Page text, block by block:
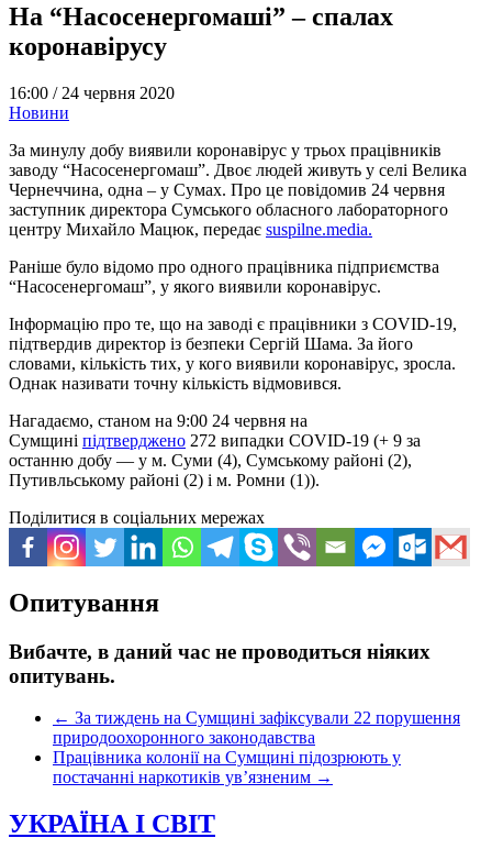
На “Насосенергомаші” – спалах
коронавірусу
16:00 / 24 червня 2020
Новини
За минулу добу виявили коронавірус у трьох працівників
заводу “Насосенергомаш”. Двоє людей живуть у селі Велика
Чернеччина, одна – у Сумах. Про це повідомив 24 червня
заступник директора Сумського обласного лабораторного
центру Михайло Мацюк, передає suspilne.media.
Раніше було відомо про одного працівника підприємства
“Насосенергомаш”, у якого виявили коронавірус.
Інформацію про те, що на заводі є працівники з COVID-19,
підтвердив директор із безпеки Сергій Шама. За його
словами, кількість тих, у кого виявили коронавірус, зросла.
Однак називати точну кількість відмовився.
Нагадаємо, станом на 9:00 24 червня на
Сумщині підтверджено 272 випадки COVID-19 (+ 9 за
останню добу — у м. Суми (4), Сумському районі (2),
Путивльському районі (2) і м. Ромни (1)).
Поділитися в соціальних мережах
Опитування
Вибачте, в даний час не проводиться ніяких
опитувань.
← За тиждень на Сумщині зафіксували 22 порушення
природоохоронного законодавства
Працівника колонії на Сумщині підозрюють у
постачанні наркотиків ув’язненим →
УКРАЇНА І СВІТ